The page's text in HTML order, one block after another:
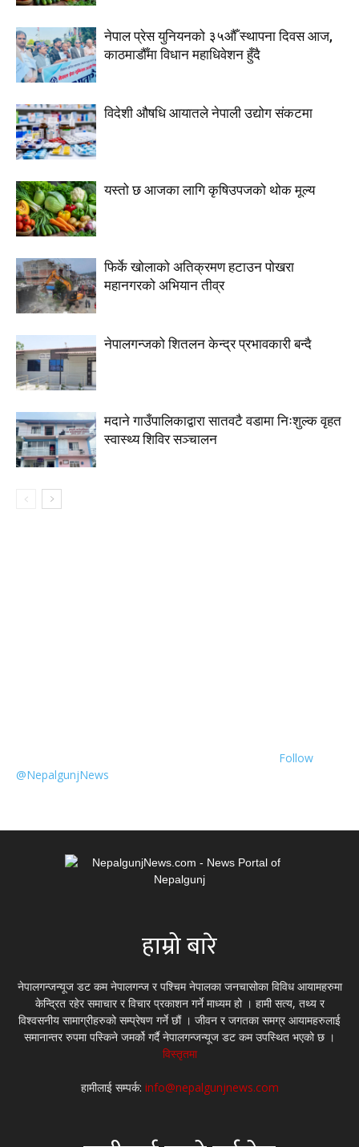
नेपाल प्रेस युनियनको ३५औँ स्थापना दिवस आज,
काठमाडौँमा विधान महाधिवेशन हुँदै
विदेशी औषधि आयातले नेपाली उद्योग संकटमा
यस्तो छ आजका लागि कृषिउपजको थोक मूल्य
फिर्के खोलाको अतिक्रमण हटाउन पोखरा
महानगरको अभियान तीव्र
नेपालगन्जको शितलन केन्द्र प्रभावकारी बन्दै
मदाने गाउँपालिकाद्वारा सातवटै वडामा निःशुल्क वृहत
स्वास्थ्य शिविर सञ्चालन
Follow
@NepalgunjNews
हाम्रो बारे
नेपालगन्जन्यूज डट कम नेपालगन्ज र पश्चिम नेपालका जनचासोका विविध आयामहरुमा
केन्द्रित रहेर समाचार र विचार प्रकाशन गर्ने माध्यम हो । हामी सत्य, तथ्य र
विश्वसनीय सामाग्रीहरुको सम्प्रेषण गर्ने छौं । जीवन र जगतका समग्र आयामहरुलाई
समानान्तर रुपमा पस्किने जमर्को गर्दै नेपालगन्जन्यूज डट कम उपस्थित भएको छ ।
विस्तृतमा
हामीलाई सम्पर्क: info@nepalgunjnews.com